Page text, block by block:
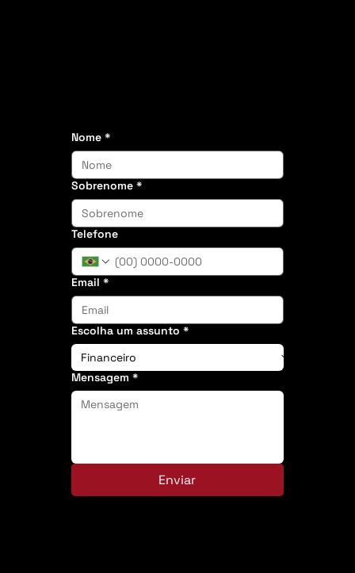
Nome *
Sobrenome *
Telefone
Email *
Escolha um assunto *
Mensagem *
Enviar